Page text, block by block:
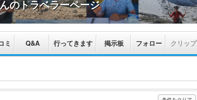
のトラベラーページ
ミ Q&A 行ってきます 掲示板 フォロー クリップ